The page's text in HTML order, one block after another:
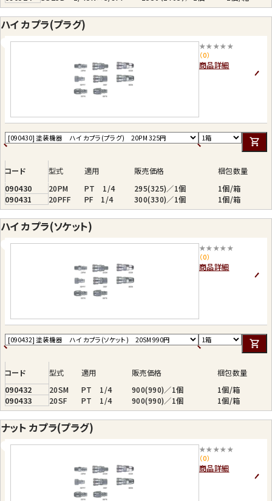
ハイ カプラ(プラグ)
★★★★★
（0）
商品詳細
コード 型式 適用 販売価格
梱包数量
090430
20PM PT 1/4 295(325)／1個
1個/箱
090431
20PFF PF 1/4 300(330)／1個 1個/箱
ハイ カプラ(ソケット)
★★★★★
（0）
商品詳細
コード 型式 適用 販売価格
梱包数量
090432
20SM PT 1/4 900(990)／1個
1個/箱
090433
20SF PT 1/4 900(990)／1個 1個/箱
ナット カプラ(プラグ)
★★★★★
（0）
商品詳細